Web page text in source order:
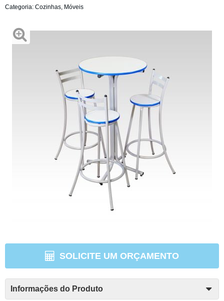
Categoria: Cozinhas, Móveis
SOLICITE UM ORÇAMENTO
Informações do Produto